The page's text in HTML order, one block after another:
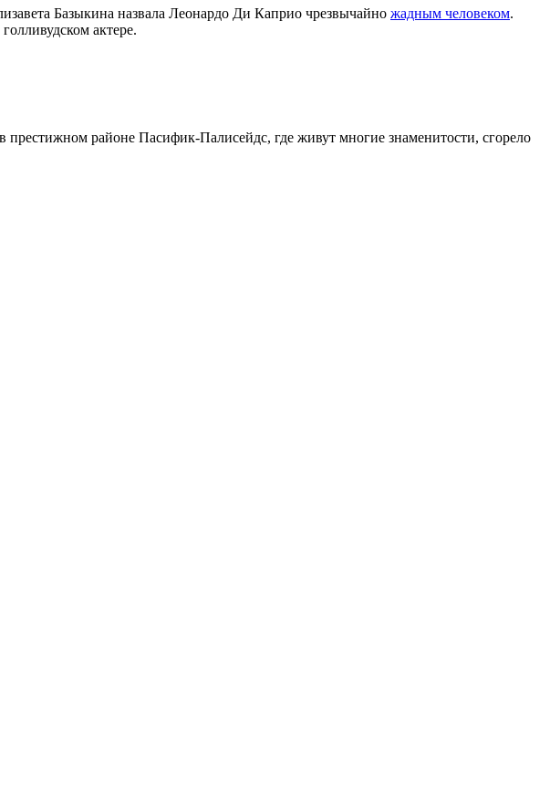
Базыкина назвала Леонардо Ди Каприо чрезвычайно жадным человеком.
актере.
престижном районе Пасифик-Палисейдс, где живут многие знаменитости, сгорело